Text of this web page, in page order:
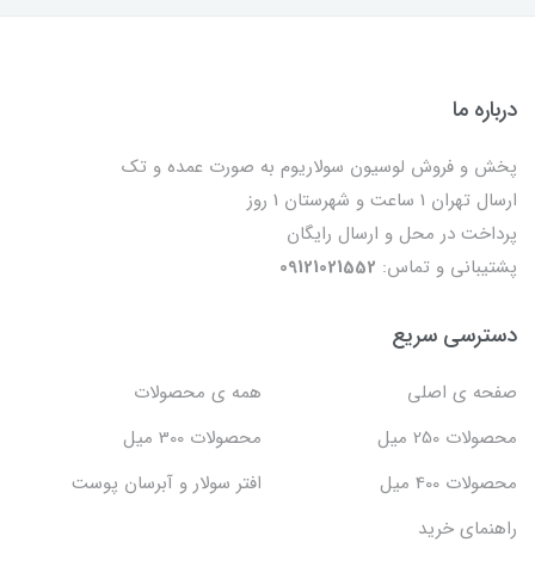
درباره ما
پخش و فروش لوسیون سولاریوم به صورت عمده و تک
ارسال تهران 1 ساعت و شهرستان 1 روز
پرداخت در محل و ارسال رایگان
پشتیبانی و تماس: 09121021552
دسترسی سریع
صفحه ی اصلی
همه ی محصولات
محصولات 250 میل
محصولات 300 میل
محصولات 400 میل
افتر سولار و آبرسان پوست
راهنمای خرید